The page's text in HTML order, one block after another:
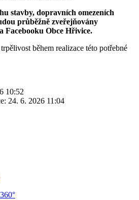
stavby, dopravních omezeních
průběžně zveřejňovány
Facebooku Obce Hřivice.
během realizace této potřebné
10:52
24. 6. 2026 11:04